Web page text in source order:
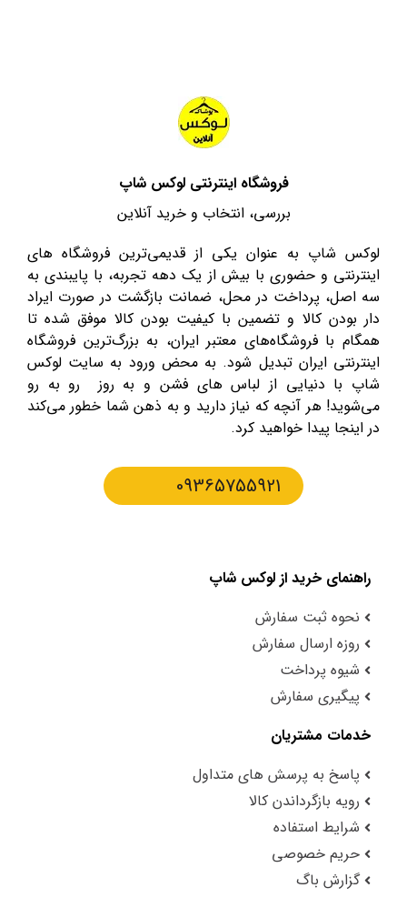
فروشگاه اینترنتی لوکس شاپ
بررسی، انتخاب و خرید آنلاین
لوکس شاپ به عنوان یکی از قدیمی‌ترین فروشگاه های
اینترنتی و حضوری با بیش از یک دهه تجربه، با پایبندی به
سه اصل، پرداخت در محل، ضمانت بازگشت در صورت ایراد
دار بودن کالا و تضمین با کیفیت بودن کالا موفق شده تا
همگام با فروشگاه‌های معتبر ایران، به بزرگ‌ترین فروشگاه
اینترنتی ایران تبدیل شود. به محض ورود به سایت لوکس
شاپ با دنیایی از لباس های فشن و به روز رو به رو
می‌شوید! هر آنچه که نیاز دارید و به ذهن شما خطور می‌کند
در اینجا پیدا خواهید کرد.
09365755921
راهنمای خرید از لوکس شاپ
نحوه ثبت سفارش
روزه ارسال سفارش
شیوه پرداخت
پیگیری سفارش
خدمات مشتریان
پاسخ به پرسش های متداول
رویه بازگرداندن کالا
شرایط استفاده
حریم خصوصی
گزارش باگ